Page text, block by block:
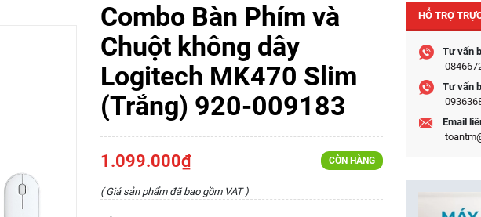
Combo Bàn Phím và
Chuột không dây
Logitech MK470 Slim
(Trắng) 920-009183
1.099.000₫ CÒN HÀNG
( Giá sản phẩm đã bao gồm VAT )
HỖ TRỢ
Tư vấn
Tư vấn
Email